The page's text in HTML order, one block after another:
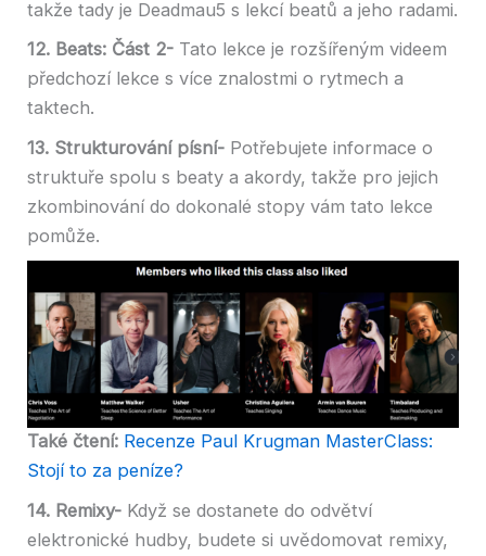
takže tady je Deadmau5 s lekcí beatů a jeho radami.
12. Beats: Část 2- Tato lekce je rozšířeným videem
předchozí lekce s více znalostmi o rytmech a
taktech.
13. Strukturování písní- Potřebujete informace o
struktuře spolu s beaty a akordy, takže pro jejich
zkombinování do dokonalé stopy vám tato lekce
pomůže.
Také čtení: Recenze Paul Krugman MasterClass:
Stojí to za peníze?
14. Remixy- Když se dostanete do odvětví
elektronické hudby, budete si uvědomovat remixy,